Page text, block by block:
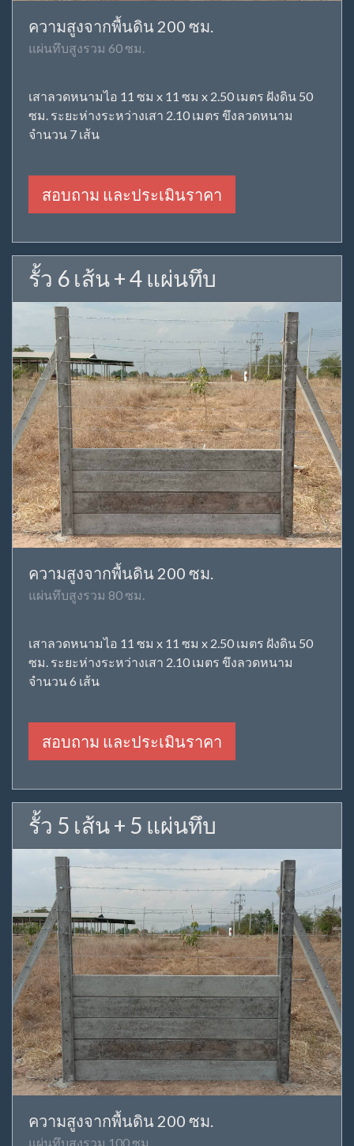
ความสูงจากพื้นดิน 200 ซม.
แผ่นทึบสูงรวม 60 ซม.
เสาลวดหนามไอ 11 ซม x 11 ซม x 2.50 เมตร ฝังดิน 50
ซม. ระยะห่างระหว่างเสา 2.10 เมตร ขึงลวดหนาม
จำนวน 7 เส้น
สอบถาม และประเมินราคา
รั้ว 6 เส้น + 4 แผ่นทึบ
ความสูงจากพื้นดิน 200 ซม.
แผ่นทึบสูงรวม 80 ซม.
เสาลวดหนามไอ 11 ซม x 11 ซม x 2.50 เมตร ฝังดิน 50
ซม. ระยะห่างระหว่างเสา 2.10 เมตร ขึงลวดหนาม
จำนวน 6 เส้น
สอบถาม และประเมินราคา
รั้ว 5 เส้น + 5 แผ่นทึบ
ความสูงจากพื้นดิน 200 ซม.
แผ่นทึบสูงรวม 100 ซม.